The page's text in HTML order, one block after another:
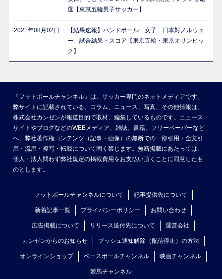
選【東京五輪男子サッカー】
2021年08月02日
【結果速報】ハンドボール 女子 日本対ノルウェ
ー 試合結果・スコア【東京五輪・東京オリンピッ
ク】
『フットボールチャンネル』は、サッカー専門のネットメディアです。
弊サイトに記載されている、コラム、ニュース、写真、その他情報は、
株式会社カンゼンが報道目的で取材、編集しているものです。ニュース
サイトやブログなどのWEBメディア、雑誌、書籍、フリーペーパーなど
へ、弊社著作権コンテンツ（記事・画像）の無断での一部引用・全文引
用・流用・複写・転載について固く禁じます。無断掲載にあたっては、
個人・法人問わず弊社規定の掲載費用をお支払い頂くことに同意したも
のとします。
フットボールチャンネルについて 記事提供先について
新着記事一覧 プライバシーポリシー お問い合わせ
広告掲載について リリース送付先について 運営会社
カンゼンからのお知らせ プッシュ通知解除（配信停止）の方法
オンラインショップ ベースボールチャンネル 映画チャンネル
競馬チャンネル